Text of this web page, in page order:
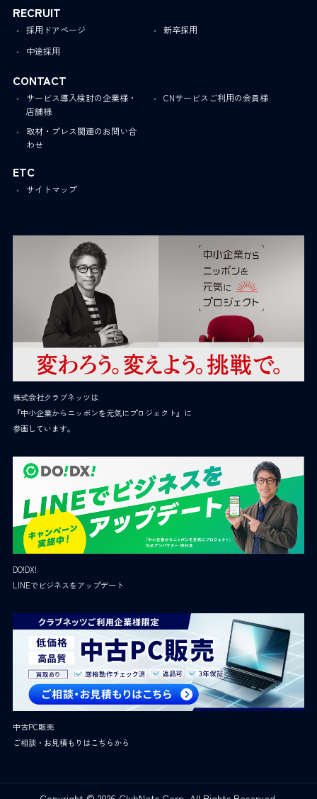
RECRUIT
採用ドアページ
新卒採用
中途採用
CONTACT
サービス導入検討の企業様・
店舗様
CNサービスご利用の会員様
取材・プレス関連のお問い合
わせ
ETC
サイトマップ
株式会社クラブネッツは
『中小企業からニッポンを元気にプロジェクト』に
参画しています。
DO!DX!
LINEでビジネスをアップデート
中古PC販売
ご相談・お見積もりはこちらから